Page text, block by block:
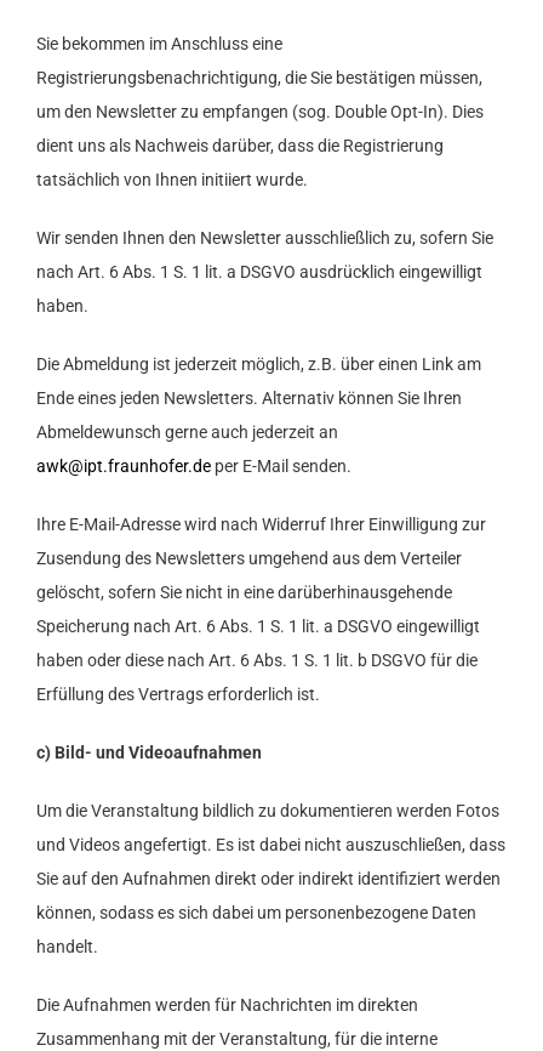
Sie bekommen im Anschluss eine
Registrierungsbenachrichtigung, die Sie bestätigen müssen,
um den Newsletter zu empfangen (sog. Double Opt-In). Dies
dient uns als Nachweis darüber, dass die Registrierung
tatsächlich von Ihnen initiiert wurde.
Wir senden Ihnen den Newsletter ausschließlich zu, sofern Sie
nach Art. 6 Abs. 1 S. 1 lit. a DSGVO ausdrücklich eingewilligt
haben.
Die Abmeldung ist jederzeit möglich, z.B. über einen Link am
Ende eines jeden Newsletters. Alternativ können Sie Ihren
Abmeldewunsch gerne auch jederzeit an
awk@ipt.fraunhofer.de per E-Mail senden.
Ihre E-Mail-Adresse wird nach Widerruf Ihrer Einwilligung zur
Zusendung des Newsletters umgehend aus dem Verteiler
gelöscht, sofern Sie nicht in eine darüberhinausgehende
Speicherung nach Art. 6 Abs. 1 S. 1 lit. a DSGVO eingewilligt
haben oder diese nach Art. 6 Abs. 1 S. 1 lit. b DSGVO für die
Erfüllung des Vertrags erforderlich ist.
c) Bild- und Videoaufnahmen
Um die Veranstaltung bildlich zu dokumentieren werden Fotos
und Videos angefertigt. Es ist dabei nicht auszuschließen, dass
Sie auf den Aufnahmen direkt oder indirekt identifiziert werden
können, sodass es sich dabei um personenbezogene Daten
handelt.
Die Aufnahmen werden für Nachrichten im direkten
Zusammenhang mit der Veranstaltung, für die interne